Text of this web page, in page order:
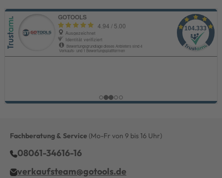
Fachberatung & Service (Mo-Fr von 9 bis 16 Uhr)
08061-34616-16
verkaufsteam@gotools.de